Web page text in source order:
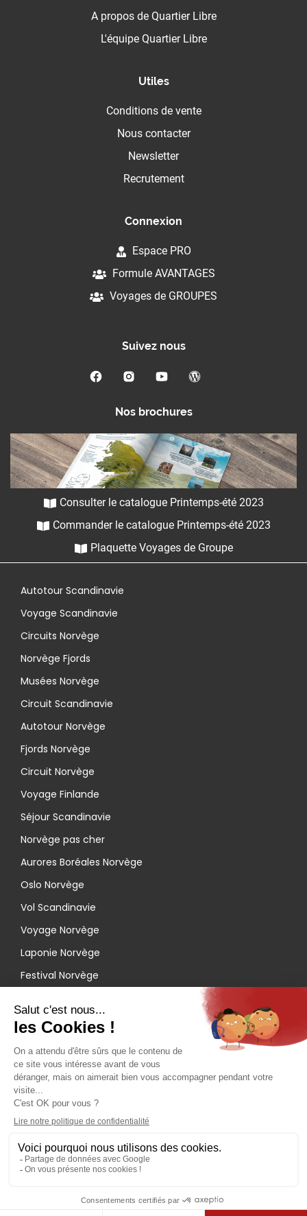
A propos de Quartier Libre
L'équipe Quartier Libre
Utiles
Conditions de vente
Nous contacter
Newsletter
Recrutement
Connexion
Espace PRO
Formule AVANTAGES
Voyages de GROUPES
Suivez nous
Nos brochures
Consulter le catalogue Printemps-été 2023
Commander le catalogue Printemps-été 2023
Plaquette Voyages de Groupe
Autotour Scandinavie
Voyage Scandinavie
Circuits Norvège
Norvège Fjords
Musées Norvège
Circuit Scandinavie
Autotour Norvège
Fjords Norvège
Circuit Norvège
Voyage Finlande
Séjour Scandinavie
Norvège pas cher
Aurores Boréales Norvège
Oslo Norvège
Vol Scandinavie
Voyage Norvège
Laponie Norvège
Festival Norvège
QUARTIER LIBRE - SAS au capital de 100 000 € - RCS Lyon B 384
Numéro de déclaration CNIL 1301169